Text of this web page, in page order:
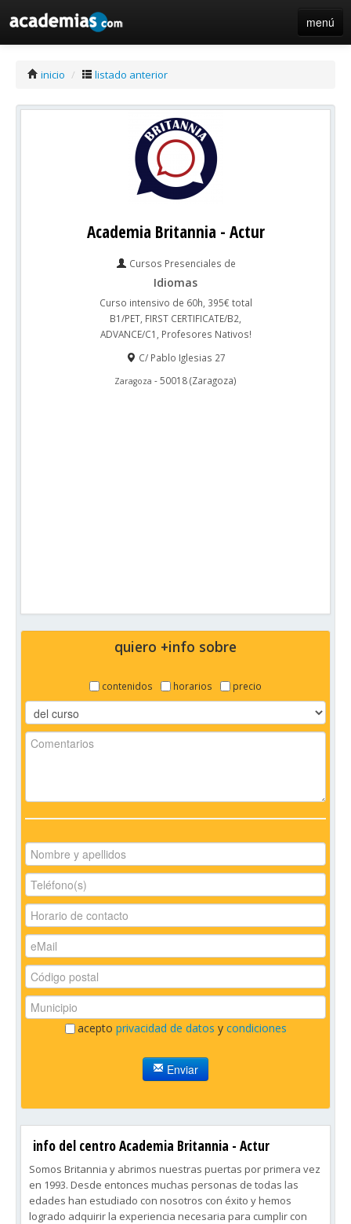
menú
inicio / listado anterior
Academia Britannia - Actur
Cursos Presenciales de
Idiomas
Curso intensivo de 60h, 395€ total
B1/PET, FIRST CERTIFICATE/B2,
ADVANCE/C1, Profesores Nativos!
C/ Pablo Iglesias 27
Zaragoza -50018(Zaragoza)
quiero +info sobre
contenidos horarios precio
acepto privacidad de datos y condiciones
Enviar
info del centro Academia Britannia - Actur
Somos Britannia y abrimos nuestras puertas por primera vez
en 1993. Desde entonces muchas personas de todas las
edades han estudiado con nosotros con éxito y hemos
logrado adquirir la experiencia necesaria para cumplir con